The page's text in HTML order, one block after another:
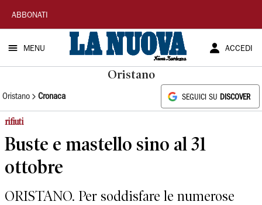
La
Nuova
Sardegna
ABBONATI
MENU ACCEDI
Oristano
Oristano Cronaca SEGUICI SU DISCOVER
rifiuti
Buste e mastello sino al 31
ottobre
ORISTANO. Per soddisfare le numerose